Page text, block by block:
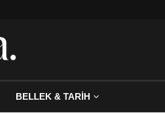
BELLEK & TARİH